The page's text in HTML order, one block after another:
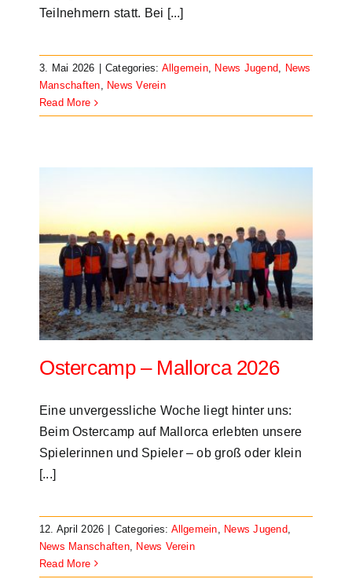
Teilnehmern statt. Bei [...]
3. Mai 2026 Categories: Allgemein, News Jugend, News
Manschaften, News Verein
Read More
Ostercamp – Mallorca 2026
Eine unvergessliche Woche liegt hinter uns:
Beim Ostercamp auf Mallorca erlebten unsere
Spielerinnen und Spieler – ob groß oder klein
[...]
12. April 2026 Categories: Allgemein News Jugend
News Manschaften,
News Verein
Read More